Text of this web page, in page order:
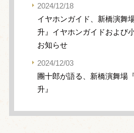
2024/12/18
イヤホンガイド、新橋演舞
升』イヤホンガイドおよび
お知らせ
2024/12/03
團十郎が語る、新橋演舞場
升』